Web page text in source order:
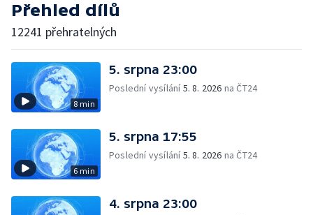
Přehled dílů
12241 přehratelných
8 min
5. srpna 23:00
Poslední vysílání5. 8. 2026 na ČT24
6 min
5. srpna 17:55
Poslední vysílání5. 8. 2026 na ČT24
4. srpna 23:00